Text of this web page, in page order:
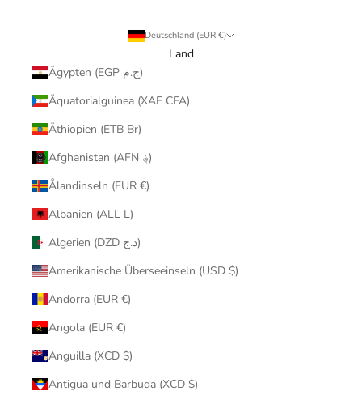
Deutschland (EUR €)
Land
Ägypten (EGP ج.م)
Äquatorialguinea (XAF CFA)
Äthiopien (ETB Br)
Afghanistan (AFN ؋)
Ålandinseln (EUR €)
Albanien (ALL L)
Algerien (DZD د.ج)
Amerikanische Überseeinseln (USD $)
Andorra (EUR €)
Angola (EUR €)
Anguilla (XCD $)
Antigua und Barbuda (XCD $)